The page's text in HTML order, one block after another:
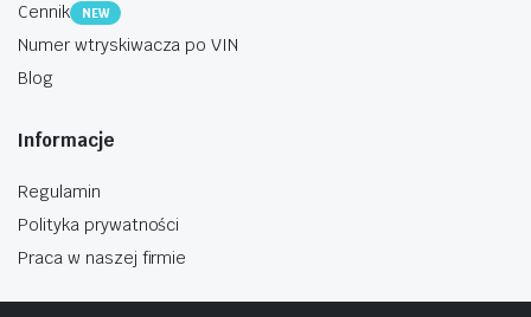
Cennik
NEW
Numer wtryskiwacza po VIN
Blog
Informacje
Regulamin
Polityka prywatności
Praca w naszej firmie